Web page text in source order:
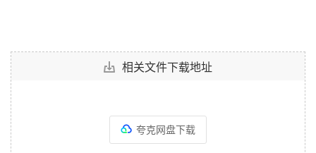
相关文件下载地址
夸克网盘下载